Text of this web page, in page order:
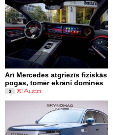
Arī Mercedes atgriezīs fiziskās
pogas, tomēr ekrāni dominēs
3